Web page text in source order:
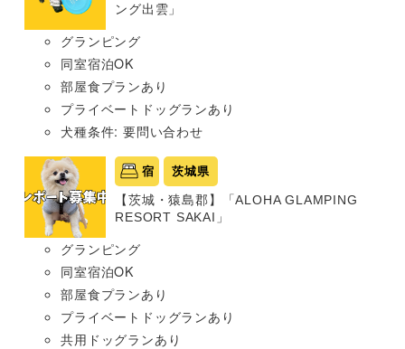
ング出雲」
グランピング
同室宿泊OK
部屋食プランあり
プライベートドッグランあり
犬種条件: 要問い合わせ
宿 茨城県
【茨城・猿島郡】「ALOHA GLAMPING
RESORT SAKAI」
グランピング
同室宿泊OK
部屋食プランあり
プライベートドッグランあり
共用ドッグランあり